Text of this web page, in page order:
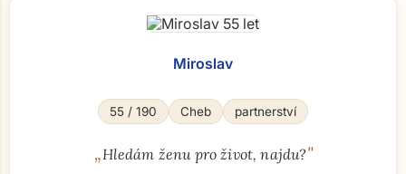
Miroslav
55 / 190 Cheb partnerství
„Hledám ženu pro život, najdu?"